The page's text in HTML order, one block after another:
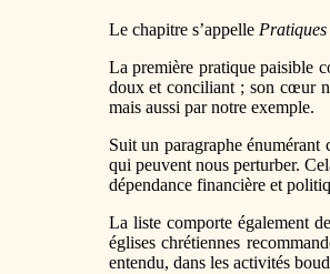
Le chapitre s’appelle
La première pratique paisible
doux et conciliant ; son cœur
mais aussi par notre exemple.
Suit un paragraphe
qui peuvent nous perturber.
dépendance financière et
La liste comporte également
églises chrétiennes
entendu, dans les activités